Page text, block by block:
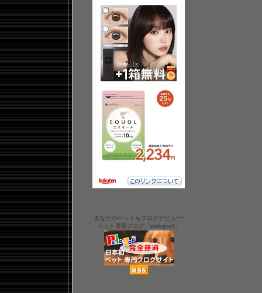
あなたのペットもブログデビュー!
ペット専用ブログ「pelogoo!」